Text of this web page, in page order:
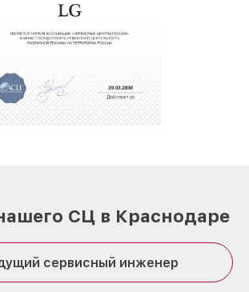
СЦ в Краснодаре
сервисный инженер